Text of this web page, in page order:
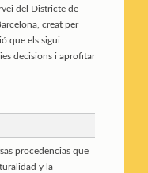
del Districte de
creat per
que els sigui
decisions i aprofitar
procedencias que
y la